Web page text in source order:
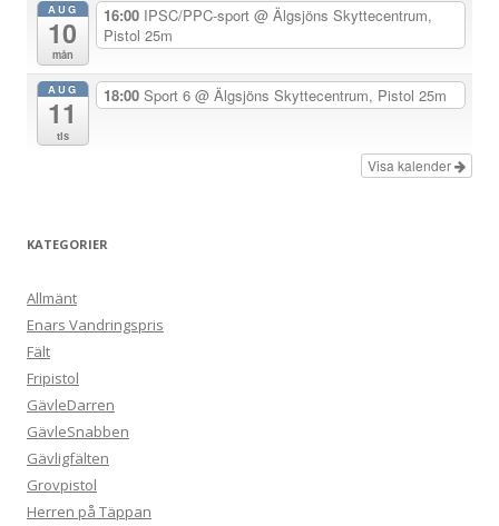
g
AUG
10
mån
16:00 IPSC/PPC-sport @ Älgsjöns Skyttecentrum,
Pistol 25m
AUG
11
tis
18:00 Sport 6 @ Älgsjöns Skyttecentrum, Pistol 25m
Visa kalender
KATEGORIER
Allmänt
Enars Vandringspris
Fält
Fripistol
GävleDarren
GävleSnabben
Gävligfälten
Grovpistol
Herren på Täppan